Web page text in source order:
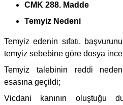
CMK 288. Madde
Temyiz Nedeni
Temyiz edenin sıfatı,
temyiz sebebine göre dosya
Temyiz talebinin reddi
esasına geçildi;
Vicdani kanının oluştuğu